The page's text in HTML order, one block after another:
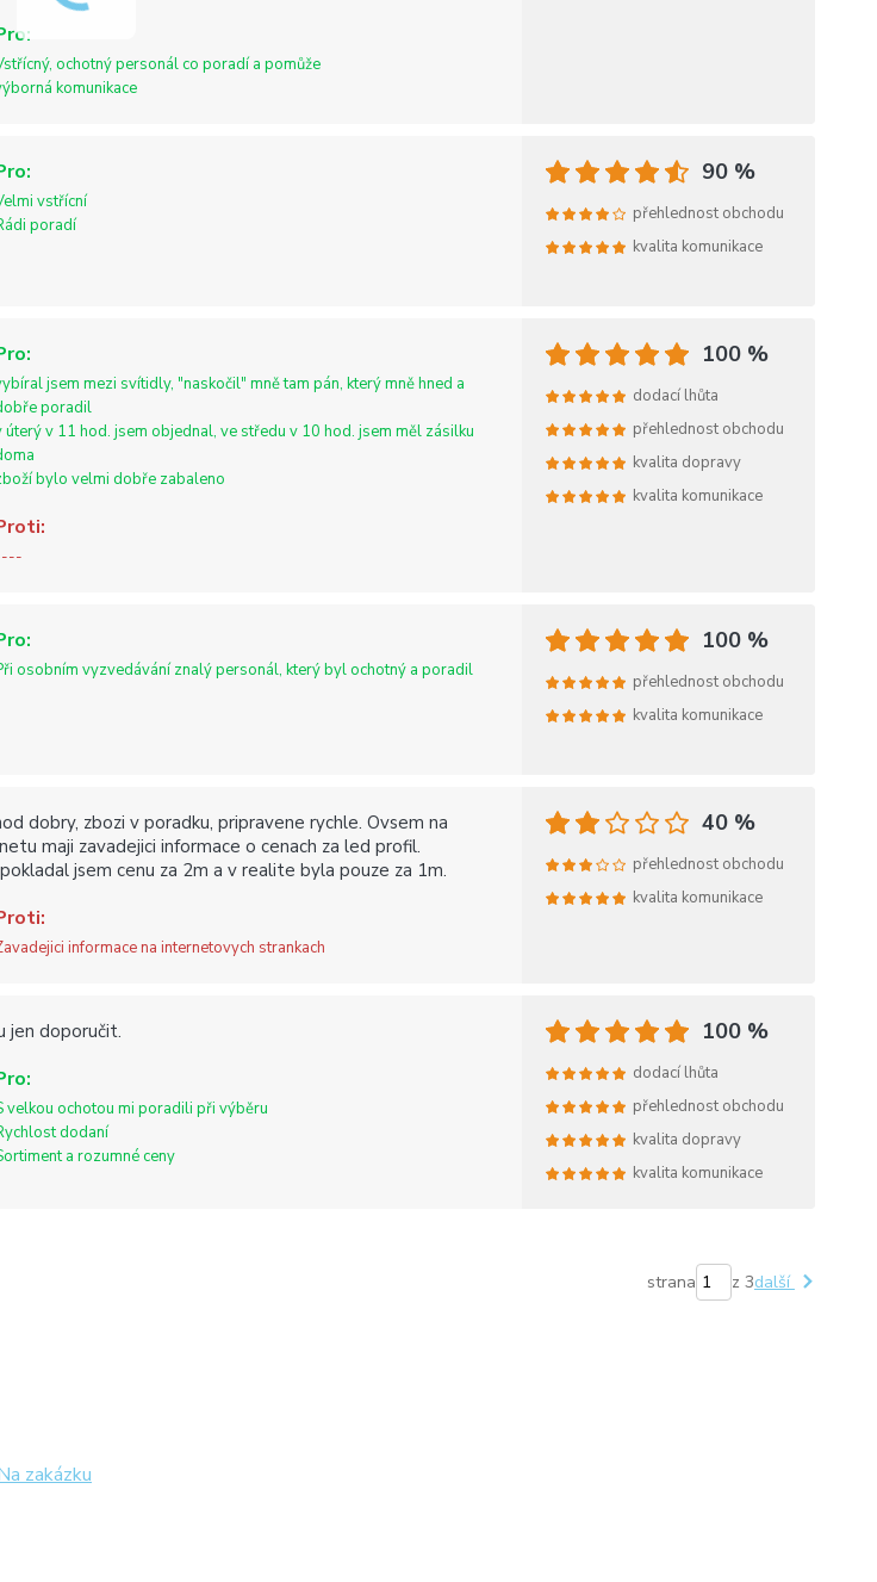
ochotný personál co poradí a pomůže
komunikace
vstřícní
poradí
90 %
přehlednost obchodu
kvalita komunikace
jsem mezi svítidly, "naskočil" mně tam pán, který mně hned a
poradil
úterý v 11 hod. jsem objednal, ve středu v 10 hod. jsem měl zásilku
bylo velmi dobře zabaleno
100 %
dodací lhůta
přehlednost obchodu
kvalita dopravy
kvalita komunikace
osobním vyzvedávání znalý personál, který byl ochotný a poradil
100 %
přehlednost obchodu
kvalita komunikace
dobry, zbozi v poradku, pripravene rychle. Ovsem na
maji zavadejici informace o cenach za led profil.
jsem cenu za 2m a v realite byla pouze za 1m.
informace na internetovych strankach
40 %
přehlednost obchodu
kvalita komunikace
jen doporučit.
velkou ochotou mi poradili při výběru
dodaní
a rozumné ceny
100 %
dodací lhůta
přehlednost obchodu
kvalita dopravy
kvalita komunikace
strana z 3další